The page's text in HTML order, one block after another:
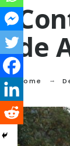
de
Home